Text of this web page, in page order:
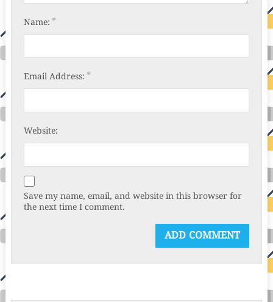
Name: *
Email Address: *
Website:
Save my name, email, and website in this browser for
the next time I comment.